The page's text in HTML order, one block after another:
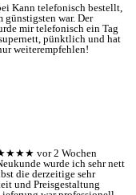
Kann telefonisch bestellt,
günstigsten war. Der
mir telefonisch ein Tag
pünktlich und hat
weiterempfehlen!
vor 2 Wochen
wurde ich sehr nett
die derzeitige sehr
und Preisgestaltung